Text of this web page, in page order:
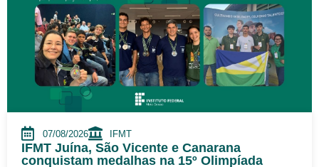
07/08/2026 IFMT
IFMT Juína, São Vicente e Canarana
conquistam medalhas na 15º Olimpíada